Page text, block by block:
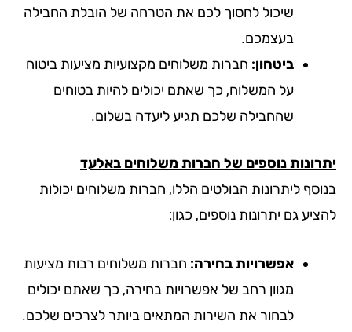
שיכול לחסוך לכם את הטרחה של הובלת החבילה
בעצמכם.
ביטחון:חברות משלוחים מקצועיות מציעות ביטוח
על המשלוח, כך שאתם יכולים להיות בטוחים
שהחבילה שלכם תגיע ליעדה בשלום.
נוספים של חברות משלוחים באלעד
ליתרונות הבולטים הללו, חברות משלוחים יכולות
גם יתרונות נוספים, כגון:
אפשרויות בחירה:חברות משלוחים רבות מציעות
מגוון רחב של אפשרויות בחירה, כך שאתם יכולים
לבחור את השירות המתאים ביותר לצרכים שלכם.